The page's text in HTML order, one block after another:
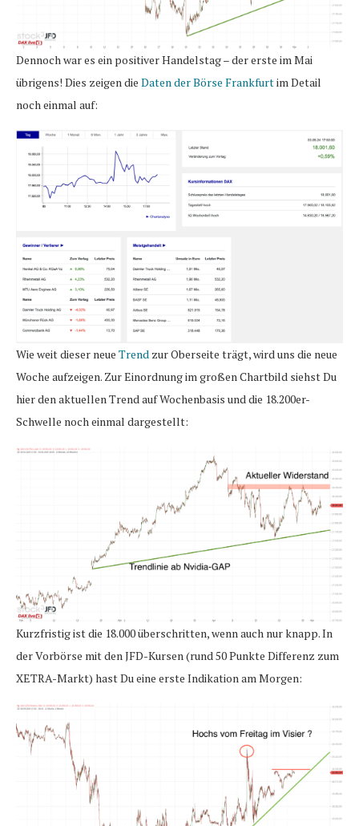
Dennoch war es ein positiver Handelstag – der erste im Mai
übrigens! Dies zeigen die Daten der Börse Frankfurtim Detail
noch einmal auf:
Wie weit dieser neue Trend zur Oberseite trägt, wird uns die neue
Woche aufzeigen. Zur Einordnung im großen Chartbild siehst Du
hier den aktuellen Trend auf Wochenbasis und die 18.200er-
Schwelle noch einmal dargestellt:
Kurzfristig ist die 18.000 überschritten, wenn auch nur knapp. In
der Vorbörse mit den JFD-Kursen (rund 50 Punkte Differenz zum
XETRA-Markt) hast Du eine erste Indikation am Morgen: